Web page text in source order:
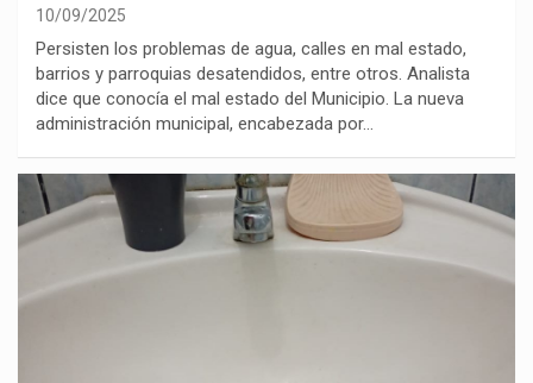
10/09/2025
Persisten los problemas de agua, calles en mal estado,
barrios y parroquias desatendidos, entre otros. Analista
dice que conocía el mal estado del Municipio. La nueva
administración municipal, encabezada por…